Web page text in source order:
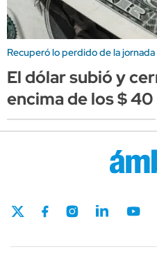
Recuperó lo perdido de la
El dólar subió y
encima de los $ 40